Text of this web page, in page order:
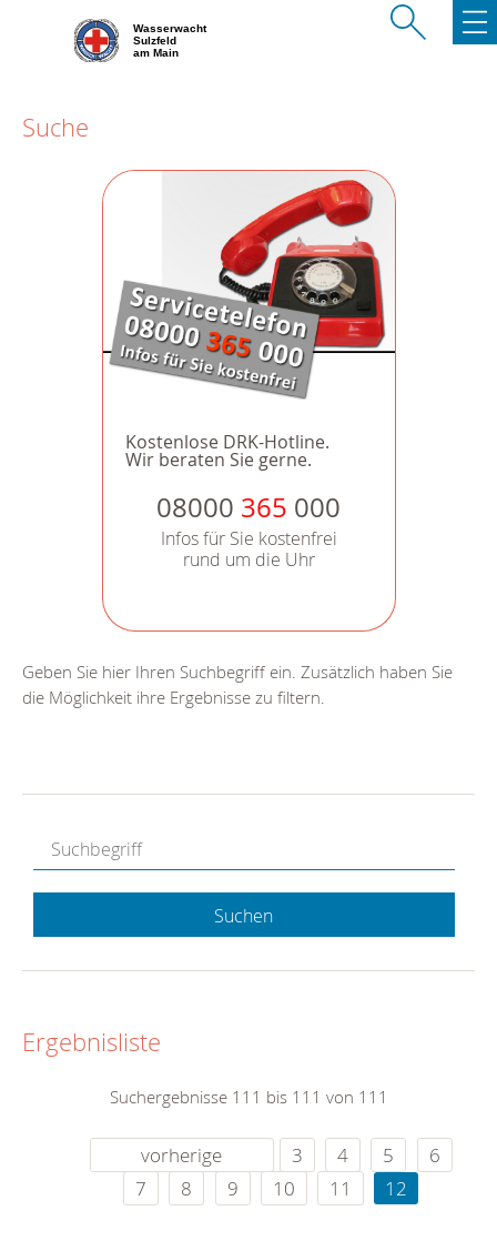
Wasserwacht
Sulzfeld
am Main
Suche
Kostenlose DRK-Hotline.
Wir beraten Sie gerne.
08000 365 000
Infos für Sie kostenfrei
rund um die Uhr
Geben Sie hier Ihren Suchbegriff ein. Zusätzlich haben Sie
die Möglichkeit ihre Ergebnisse zu filtern.
Suchen
Ergebnisliste
Suchergebnisse 111 bis 111 von 111
vorherige 3 4 5
6
7
8 9 10 11 12